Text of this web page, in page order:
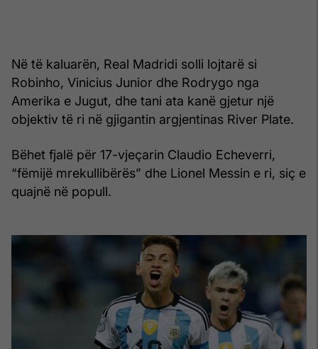
Në të kaluarën, Real Madridi solli lojtarë si
Robinho, Vinicius Junior dhe Rodrygo nga
Amerika e Jugut, dhe tani ata kanë gjetur një
objektiv të ri në gjigantin argjentinas River Plate.
Bëhet fjalë për 17-vjeçarin Claudio Echeverri,
“fëmijë mrekullibërës” dhe Lionel Messin e ri, siç e
quajnë në popull.